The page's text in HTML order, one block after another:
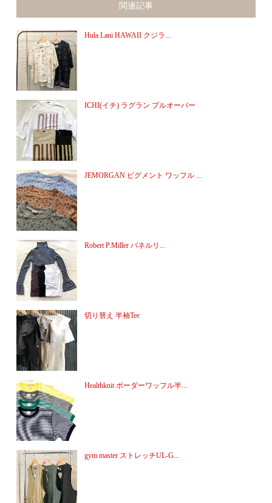
関連記事
Hula Lani HAWAII クジラ...
ICHI(イチ) ラグラン プルオーバー
JEMORGAN ピグメント ワッフル ...
Robert P.Miller パネルリ...
切り替え 半袖Tee
Healthknit ボーダーワッフル半...
gym master ストレッチUL-G...